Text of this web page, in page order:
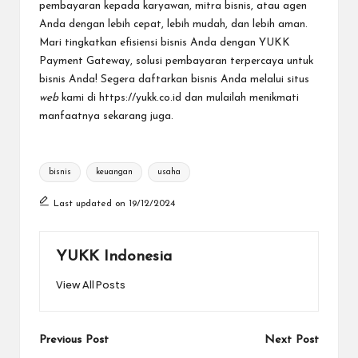
pembayaran kepada karyawan, mitra bisnis, atau agen
Anda dengan lebih cepat, lebih mudah, dan lebih aman.
Mari tingkatkan efisiensi bisnis Anda dengan YUKK
Payment Gateway, solusi pembayaran terpercaya untuk
bisnis Anda! Segera daftarkan bisnis Anda melalui situs
webkami di https://yukk.co.id dan mulailah menikmati
manfaatnya sekarang juga.
Tags:
bisnis keuangan usaha
Last updated on 19/12/2024
YUKK Indonesia
View All Posts
Post
Previous Post Next Post